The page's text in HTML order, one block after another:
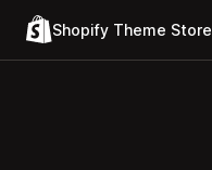
Shopify Theme Store